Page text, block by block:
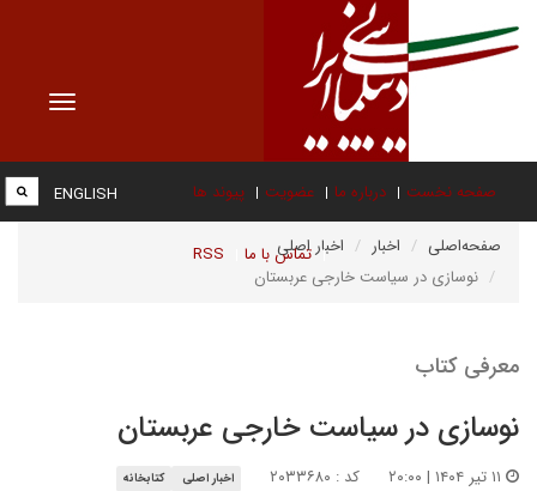
Toggle
صفحه نخست درباره ما عضویت پیوند ها
تماس با ما RSS
ENGLISH
صفحه‌اصلی اخبار
اخبار اصلی
نوسازی در سیاست خارجی عربستان
معرفی کتاب
نوسازی در سیاست خارجی عربستان
کد : ۲۰۳۳۶۸۰ اخبار اصلی کتابخانه